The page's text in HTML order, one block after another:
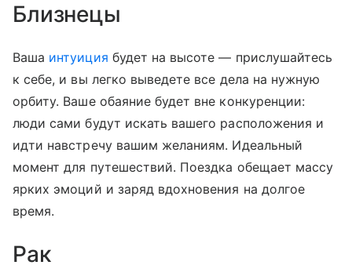
Близнецы
Ваша интуиция будет на высоте — прислушайтесь
к себе, и вы легко выведете все дела на нужную
орбиту. Ваше обаяние будет вне конкуренции:
люди сами будут искать вашего расположения и
идти навстречу вашим желаниям. Идеальный
момент для путешествий. Поездка обещает массу
ярких эмоций и заряд вдохновения на долгое
время.
Рак